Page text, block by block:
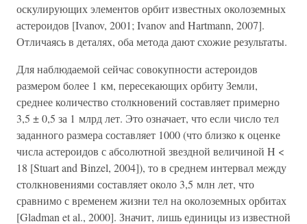
оскулирующих элементов орбит известных околоземных
астероидов [Ivanov, 2001; Ivanov and Hartmann, 2007].
Отличаясь в деталях, оба метода дают схожие результаты.
Для наблюдаемой сейчас совокупности астероидов
размером более 1 км, пересекающих орбиту Земли,
среднее количество столкновений составляет примерно
3,5 ± 0,5 за 1 млрд лет. Это означает, что если число тел
заданного размера составляет 1000 (что близко к оценке
числа астероидов с абсолютной звездной величиной H <
18 [Stuart and Binzel, 2004]), то в среднем интервал между
столкновениями составляет около 3,5 млн лет, что
сравнимо с временем жизни тел на околоземных орбитах
[Gladman et al., 2000]. Значит, лишь единицы из известной